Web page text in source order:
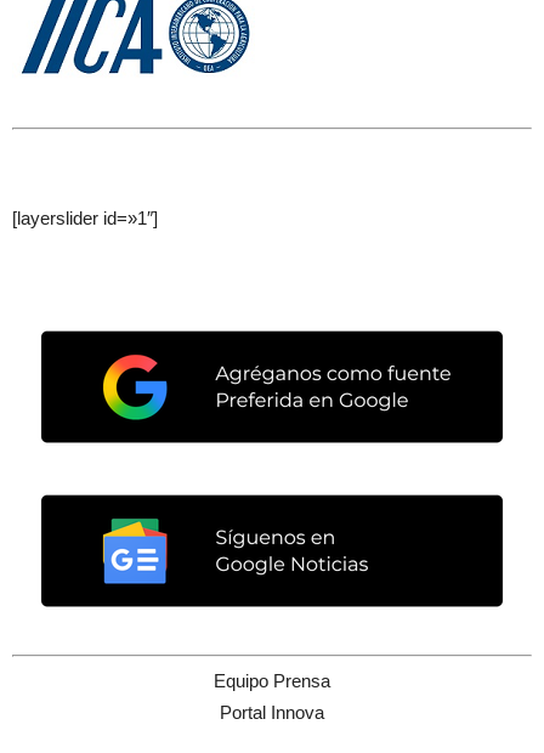
[layerslider id=»1″]
Equipo Prensa
Portal Innova